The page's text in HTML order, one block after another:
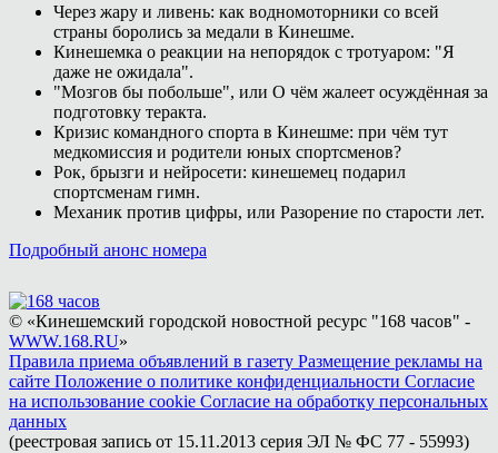
Через жару и ливень: как водномоторники со всей
страны боролись за медали в Кинешме.
Кинешемка о реакции на непорядок с тротуаром: "Я
даже не ожидала".
"Мозгов бы побольше", или О чём жалеет осуждённая за
подготовку теракта.
Кризис командного спорта в Кинешме: при чём тут
медкомиссия и родители юных спортсменов?
Рок, брызги и нейросети: кинешемец подарил
спортсменам гимн.
Механик против цифры, или Разорение по старости лет.
Подробный анонс номера
© «Кинешемский городской новостной ресурс "168 часов" -
WWW.168.RU»
Правила приема объявлений в газету Размещение рекламы на
сайте Положение о политике конфиденциальности Согласие
на использование cookie Согласие на обработку персональных
данных
(реестровая запись от 15.11.2013 серия ЭЛ № ФС 77 - 55993)